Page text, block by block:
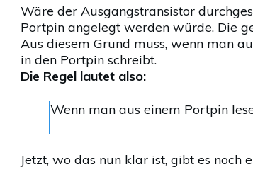
Wäre der Ausgangstransistor
Portpin angelegt werden würde. Die
Aus diesem Grund muss, wenn man
in den Portpin schreibt.
Die Regel lautet also:
Wenn man aus einem Portpin
Jetzt, wo das nun klar ist, gibt es noch